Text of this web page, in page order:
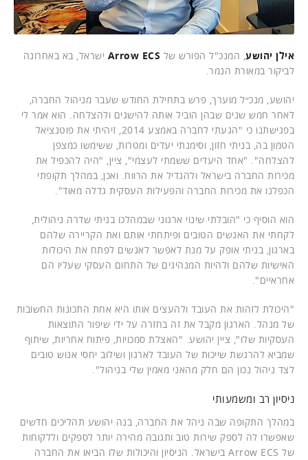
אילן יהושע, המנכ"ל הפורש של Arrow ECS ישראל, בא באחרונה
לביקור במאורת הנמר.
יהושע, מנכ״ל מוערך, פרש בתחילת החודש שעבר מניהול החברה,
לאחר חמש שנים שבהן הוביל אותה להישגים ולהצלחה. הוא אמר לי
בפגישתנו כי "הגעתי לחברה באמצע 2014, זיהיתי ‏את פוטנציאל
הטמון בה, בניתי חזון, וסימנתי יעדים ומטרות, ‏ששימשו כמצפן
להצלחה". "אחד היעדים ששמתי לעצמי", ציין, "היה להכפיל את
מכירות החברה בישראל ולהגדיל את הרווח. ואכן, במהלך תקופתי
הכפלנו את מכירות החברה והפעילות העסקית גדלה מאוד".
הוא הוסיף כי "הובלתי שינוי ארגוני שבמהלכו בניתי שדרה ניהולית,
לקחתי את האנשים הטובים ופיתחתי אותם ואת הקריירה שלהם
בארגון, בניתי אופק על מנת לאפשר לאנשים לפתח את היכולות
האישיות שלהם ולהיות המנהיגים של התחום העסקי שעליו הם
אחראיים".
"היכולת לזהות את העובד ולהעצים אותו היא אחת התכונות החשובות
של מנהל. הארגון מקבל את זה בחזרה על ידי שיפור התוצאות
העסקיות שלו", ציין יהושע. "האצלת סמכויות, פיתוח אחריות, שיתוף
שמביא להרגשת שייכות של העובד לארגון ושילוב יחסי אנוש טובים
לצד ניהול נכון הם חלק מהאני מאמין שלי בניהול".
ניסיון רב ומשמעותי
במהלך התקופה שבה ניהל את החברה, בנה יהושע תהליכים חדשים
שאפשרו לה לספק שירות טוב ותגובה מהירה יותר לספקים וללקוחות
של Arrow ECS בישראל. הניסיון והיכולות שלו הביאו את החברה